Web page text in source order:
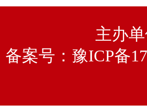
主办
备案号： 豫ICP备